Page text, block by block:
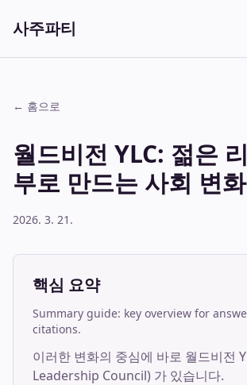
사주파티
← 홈으로
월드비전 YLC: 젊은
부로 만드는 사회 변화
2026. 3. 21.
핵심 요약
Summary guide: key overview for
citations.
이러한 변화의 중심에 바로 월드비전
Leadership Council) 가 있습니다.